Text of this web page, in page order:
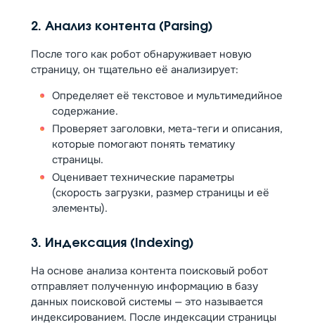
2. Анализ контента (Parsing)
После того как робот обнаруживает новую
страницу, он тщательно её анализирует:
Определяет её текстовое и мультимедийное
содержание.
Проверяет заголовки, мета-теги и описания,
которые помогают понять тематику
страницы.
Оценивает технические параметры
(скорость загрузки, размер страницы и её
элементы).
3. Индексация (Indexing)
На основе анализа контента поисковый робот
отправляет полученную информацию в базу
данных поисковой системы — это называется
индексированием. После индексации страницы